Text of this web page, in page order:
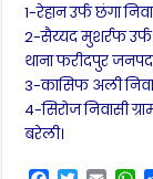
1-रेहान उर्फ छंगा
2-सैय्यद मुशर्रफ उर्फ
थाना फरीदपुर
3-कासिफ अली
4-सिरोज निवासी
बरेली।